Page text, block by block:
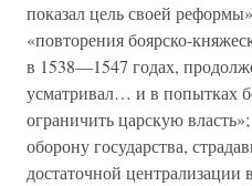
показал цель своей
«повторения боярско-
в 1538—1547 годах,
усматривал… и в попытках
ограничить царскую
оборону государства,
достаточной